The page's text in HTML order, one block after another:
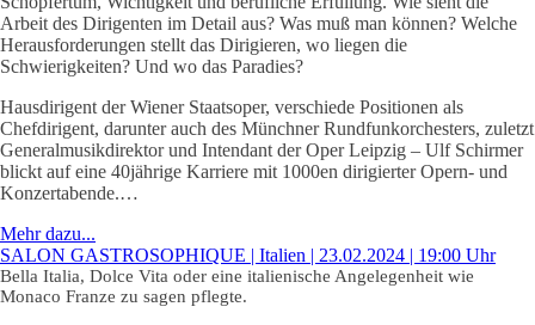
Arbeit des Dirigenten im Detail aus? Was muß man können? Welche
Herausforderungen stellt das Dirigieren, wo liegen die
Schwierigkeiten? Und wo das Paradies?
Hausdirigent der Wiener Staatsoper, verschiede Positionen als
Chefdirigent, darunter auch des Münchner Rundfunkorchesters, zuletzt
Generalmusikdirektor und Intendant der Oper Leipzig – Ulf Schirmer
blickt auf eine 40jährige Karriere mit 1000en dirigierter Opern- und
Konzertabende.…
Mehr dazu...
SALON GASTROSOPHIQUE | Italien | 23.02.2024 | 19:00 Uhr
Bella Italia, Dolce Vita oder eine italienische Angelegenheit wie
Monaco Franze zu sagen pflegte.